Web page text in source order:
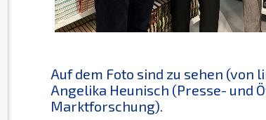
Auf dem Foto sind zu sehen
Angelika Heunisch (Presse- und
Marktforschung).